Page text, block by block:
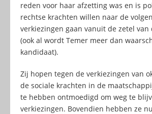
reden voor haar afzetting was en is
rechtse krachten willen naar de
verkiezingen gaan vanuit de zetel
(ook al wordt Temer meer dan
kandidaat).
Zij hopen tegen de verkiezingen van
de sociale krachten in de
te hebben ontmoedigd om weg te
verkiezingen. Bovendien hebben ze